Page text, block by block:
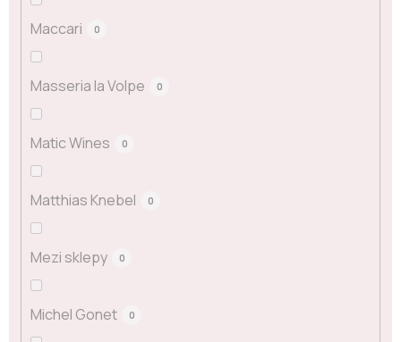
Maccari 0
Masseria la Volpe 0
Matic Wines 0
Matthias Knebel 0
Mezi sklepy 0
Michel Gonet 0